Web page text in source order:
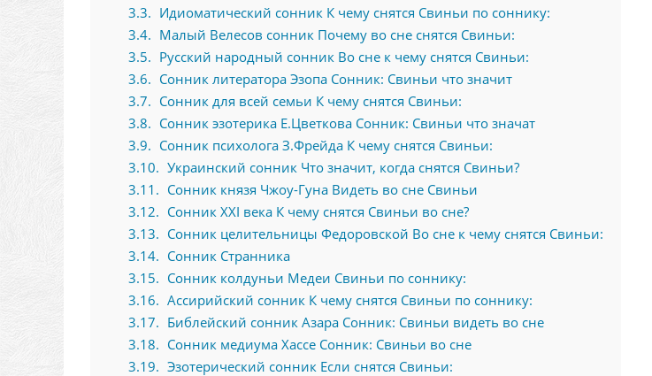
3.3
Идиоматический сонник К чему снятся Свиньи по соннику:
3.4
Малый Велесов сонник Почему во сне снятся Свиньи:
3.5
Русский народный сонник Во сне к чему снятся Свиньи:
3.6
Сонник литератора Эзопа Сонник: Свиньи что значит
3.7
Сонник для всей семьи К чему снятся Свиньи:
3.8
Сонник эзотерика Е.Цветкова Сонник: Свиньи что значат
3.9
Сонник психолога З.Фрейда К чему снятся Свиньи:
3.10
Украинский сонник Что значит, когда снятся Свиньи?
3.11
Сонник князя Чжоу-Гуна Видеть во сне Свиньи
3.12
Сонник XXI века К чему снятся Свиньи во сне?
3.13
Сонник целительницы Федоровской Во сне к чему снятся Свиньи:
3.14
Сонник Странника
3.15
Сонник колдуньи Медеи Свиньи по соннику:
3.16
Ассирийский сонник К чему снятся Свиньи по соннику:
3.17
Библейский сонник Азара Сонник: Свиньи видеть во сне
3.18
Сонник медиума Хассе Сонник: Свиньи во сне
3.19
Эзотерический сонник Если снятся Свиньи: